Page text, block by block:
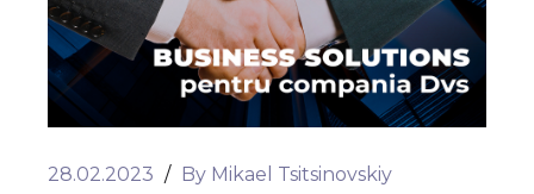
28.02.2023 / By Mikael Tsitsinovskiy